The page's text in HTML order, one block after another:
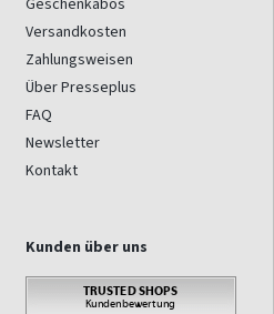
Versandkosten
Zahlungsweisen
Über Presseplus
FAQ
Newsletter
Kontakt
Kunden über uns